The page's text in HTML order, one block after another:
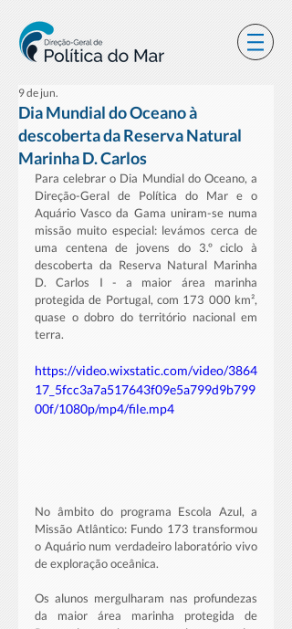
Dia Mundial do Oceano à
descoberta da Reserva Natural
Marinha D. Carlos
9 de jun.
Para celebrar o Dia Mundial do Oceano, a
Direção-Geral de Política do Mar e o
Aquário Vasco da Gama uniram-se numa
missão muito especial: levámos cerca de
uma centena de jovens do 3.º ciclo à
descoberta da Reserva Natural Marinha
D. Carlos I - a maior área marinha
protegida de Portugal, com 173 000 km²,
quase o dobro do território nacional em
terra.
https://video.wixstatic.com/video/3864
17_5fcc3a7a517643f09e5a799d9b799
00f/1080p/mp4/file.mp4
No âmbito do programa Escola Azul, a
Missão Atlântico: Fundo 173 transformou
o Aquário num verdadeiro laboratório vivo
de exploração oceânica.
Os alunos mergulharam nas profundezas
da maior área marinha protegida de